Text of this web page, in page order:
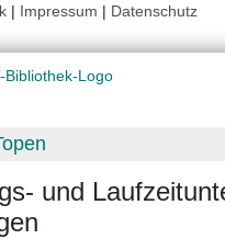
| Impressum | Datenschutz
und